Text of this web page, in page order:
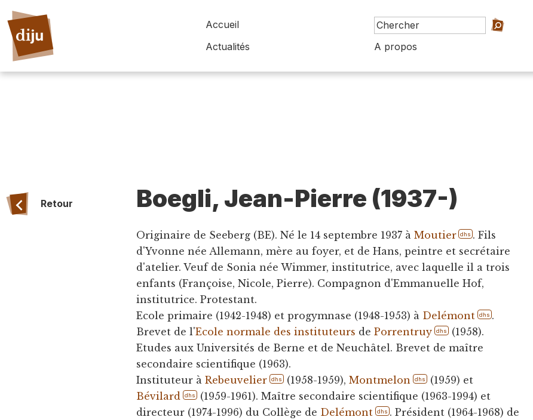
Accueil
Actualités
A propos
Retour Boegli, Jean-Pierre (1937-)
Originaire de Seeberg (BE). Né le 14 septembre 1937 àMoutier dhs . Fils
d'Yvonne née Allemann, mère au foyer, et de Hans, peintre et secrétaire
d'atelier. Veuf de Sonia née Wimmer, institutrice, avec laquelle il a trois
enfants (Françoise, Nicole, Pierre). Compagnon d'Emmanuelle Hof,
institutrice. Protestant.
Ecole primaire (1942-1948) et progymnase (1948-1953) à Delémont dhs .
Brevet de l'Ecole normale des instituteurs dePorrentruy dhs
(1958).
Etudes aux Universités de Berne et de Neuchâtel. Brevet de maître
secondaire scientifique (1963).
Instituteur àRebeuvelier dhs (1958-1959),Montmelon dhs
(1959) et
Bévilard
dhs
(1959-1961). Maître secondaire scientifique (1963-1994) et
directeur (1974-1996) du Collège de Delémont dhs . Président (1964-1968) de